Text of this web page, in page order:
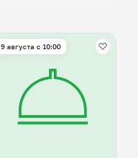
9 августа с 10:00